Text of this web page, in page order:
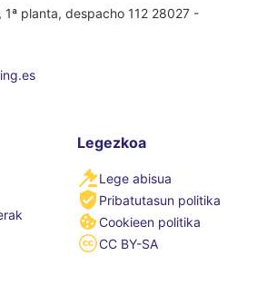
1ª planta, despacho 112 28027 -
Legezkoa
Lege abisua
Pribatutasun politika
Cookieen politika
CC BY-SA